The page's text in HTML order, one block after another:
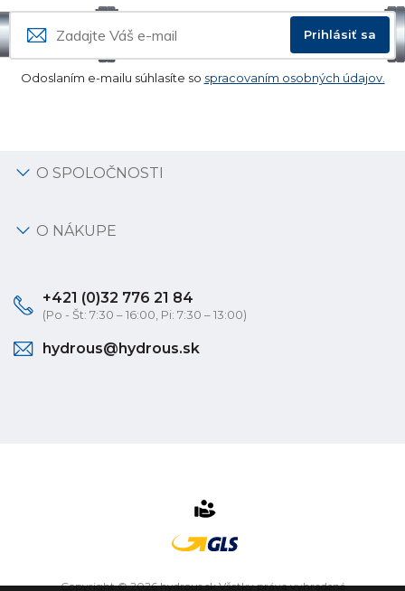
Prihlásiť sa
Odoslaním e-mailu súhlasíte so spracovaním osobných údajov.
O SPOLOČNOSTI
O NÁKUPE
+421 (0)32 776 21 84
(Po - Št: 7:30 – 16:00, Pi: 7:30 – 13:00)
hydrous@hydrous.sk
Copyright © 2026 hydrous.sk Všetky práva vyhradené